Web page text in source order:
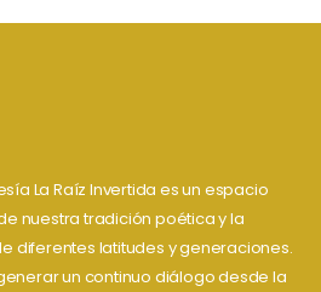
La Raíz Invertida es un espacio
nuestra tradición poética y la
diferentes latitudes y generaciones.
un continuo diálogo desde la